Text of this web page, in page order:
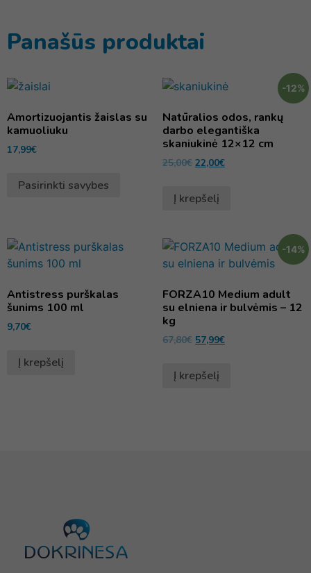
Panašūs produktai
Amortizuojantis žaislas su
kamuoliuku
17,99€
Pasirinkti savybes
-12%
Natūralios odos, rankų
darbo elegantiška
skaniukinė 12×12 cm
25,00€ 22,00€
Į krepšelį
Antistress purškalas
šunims 100 ml
9,70€
Į krepšelį
-14%
FORZA10 Medium adult
su elniena ir bulvėmis – 12
kg
67,80€ 57,99€
Į krepšelį